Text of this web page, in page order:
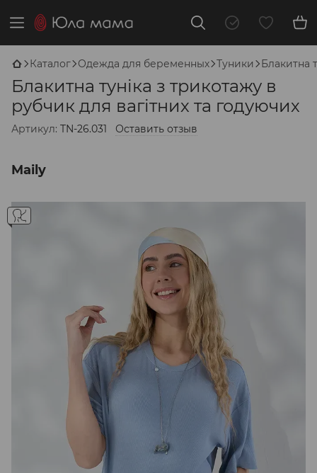
Каталог Одежда для беременных Туники Блакитна
Блакитна туніка з трикотажу в
рубчик для вагітних та годуючих
Артикул: TN-26.031 Оставить отзыв
Maily